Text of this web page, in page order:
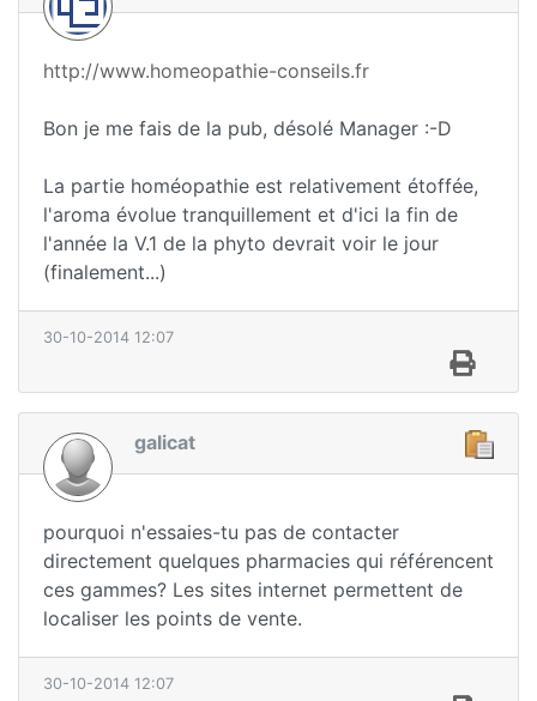
http://www.homeopathie-conseils.fr
Bon je me fais de la pub, désolé Manager :-D
La partie homéopathie est relativement étoffée,
l'aroma évolue tranquillement et d'ici la fin de
l'année la V.1 de la phyto devrait voir le jour
(finalement...)
30-10-2014 12:07
galicat
pourquoi n'essaies-tu pas de contacter
directement quelques pharmacies qui référencent
ces gammes? Les sites internet permettent de
localiser les points de vente.
30-10-2014 12:07